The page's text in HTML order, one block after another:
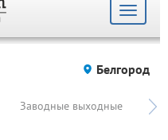
Toggle
Белгород
Заводные выходные